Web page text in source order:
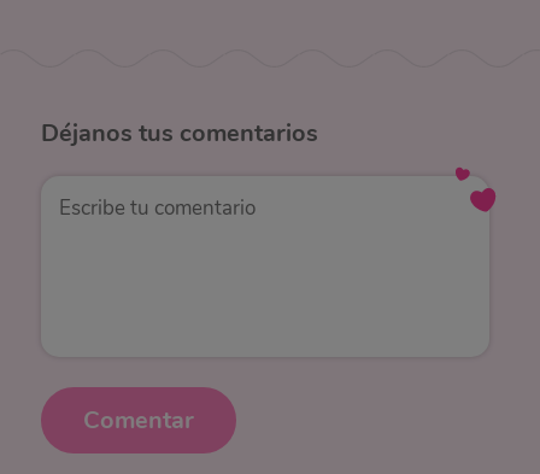
Déjanos tus comentarios
Comentar